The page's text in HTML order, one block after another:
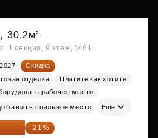
30.2м²
1 секция, 9 этаж, №61
Скидка
отделка
Платите как хотите
рабочее место
спальное место Ещё
₽ -21%